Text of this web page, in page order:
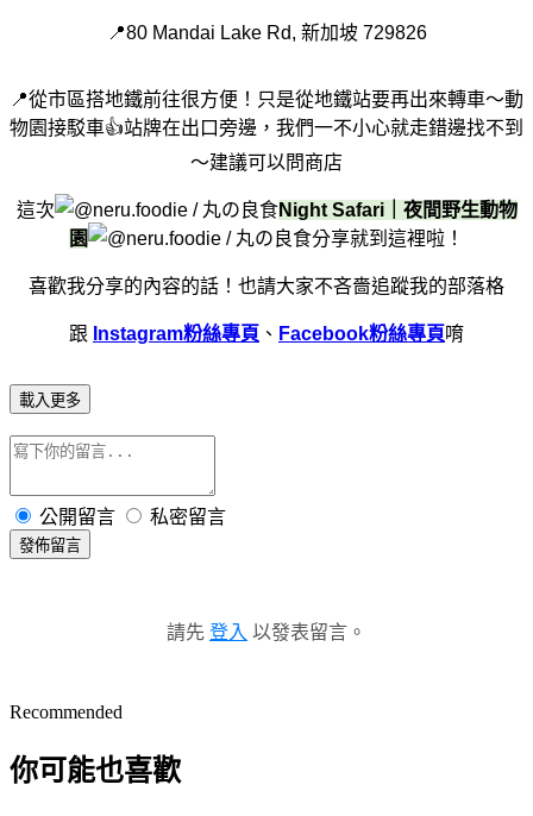
📍80 Mandai Lake Rd, 新加坡 729826
📍從市區搭地鐵前往很方便！只是從地鐵站要再出來轉車～動
物園接駁車👍站牌在出口旁邊，我們一不小心就走錯邊找不到
～建議可以問商店
這次
Night Safari｜夜間野生動物
園
分享就到這裡啦！
喜歡我分享的內容的話！ 也請大家不吝嗇追蹤我的部落格
跟 Instagram粉絲專頁 、 Facebook粉絲專頁唷
載入更多
公開留言 私密留言
發佈留言
請先 登入 以發表留言。
Recommended
你可能也喜歡